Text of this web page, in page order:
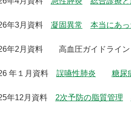
年3月資料 凝固異常 本当にあ
年2月資料 高血圧ガイドライ
年１月資料 誤嚥性肺炎 糖尿
年12月資料 2次予防の脂質管理